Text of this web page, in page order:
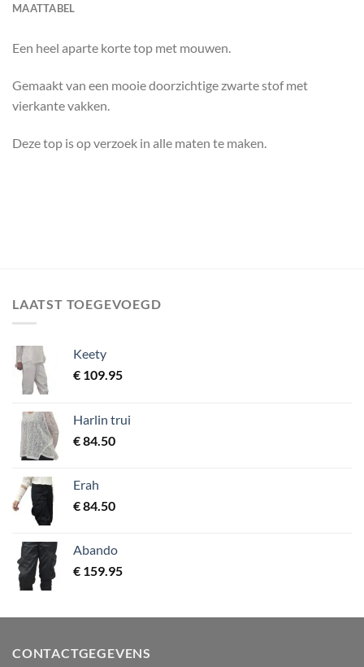
MAATTABEL
Een heel aparte korte top met mouwen.
Gemaakt van een mooie doorzichtige zwarte stof met
vierkante vakken.
Deze top is op verzoek in alle maten te maken.
LAATST TOEGEVOEGD
Keety
€ 109.95
Harlin trui
€84.50
Erah
€84.50
Abando
€ 159.95
CONTACTGEGEVENS